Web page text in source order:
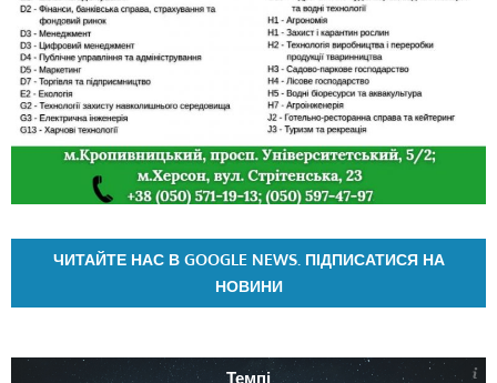
ЧИТАЙТЕ НАС В GOOGLE NEWS. ПІДПИСАТИСЯ НА
НОВИНИ
Темпі